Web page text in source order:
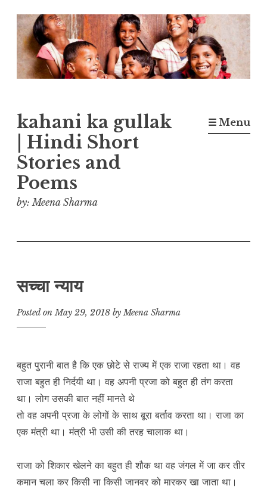
Skip
to
content
kahani ka gullak
| Hindi Short
Stories and
Poems
by: Meena Sharma
☰ Menu
सच्चा न्याय
Posted onMay 29, 2018 byMeena Sharma
बहुत पुरानी बात है कि एक छोटे से राज्य में एक राजा रहता था। वह
राजा बहुत ही निर्दयी था। वह अपनी प्रजा को बहुत ही तंग करता
था। लोग उसकी बात नहीं मानते थे
तो वह अपनी प्रजा के लोगों के साथ बूरा बर्ताव करता था। राजा का
एक मंत्री था। मंत्री भी उसी की तरह चालाक था।
राजा को शिकार खेलने का बहुत ही शौक था वह जंगल में जा कर तीर
कमान चला कर किसी ना किसी जानवर को मारकर खा जाता था।